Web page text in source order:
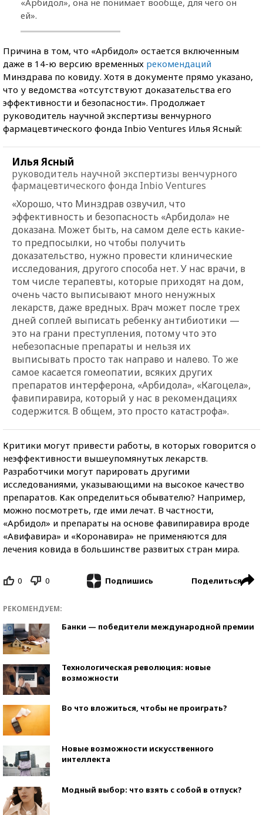
ей».
Причина в том, что «Арбидол» остается включенным
даже в 14-ю версию временных рекомендаций
Минздрава по ковиду. Хотя в документе прямо указано,
что у ведомства «отсутствуют доказательства его
эффективности и безопасности». Продолжает
руководитель научной экспертизы венчурного
фармацевтического фонда Inbio Ventures Илья Ясный:
Илья Ясный
руководитель научной экспертизы венчурного
фармацевтического фонда Inbio Ventures
«Хорошо, что Минздрав озвучил, что
эффективность и безопасность «Арбидола» не
доказана. Может быть, на самом деле есть какие-
то предпосылки, но чтобы получить
доказательство, нужно провести клинические
исследования, другого способа нет. У нас врачи, в
том числе терапевты, которые приходят на дом,
очень часто выписывают много ненужных
лекарств, даже вредных. Врач может после трех
дней соплей выписать ребенку антибиотики —
это на грани преступления, потому что это
небезопасные препараты и нельзя их
выписывать просто так направо и налево. То же
самое касается гомеопатии, всяких других
препаратов интерферона, «Арбидола», «Кагоцела»,
фавипиравира, который у нас в рекомендациях
содержится. В общем, это просто катастрофа».
Критики могут привести работы, в которых говорится о
неэффективности вышеупомянутых лекарств.
Разработчики могут парировать другими
исследованиями, указывающими на высокое качество
препаратов. Как определиться обывателю? Например,
можно посмотреть, где ими лечат. В частности,
«Арбидол» и препараты на основе фавипиравира вроде
«Авифавира» и «Коронавира» не применяются для
лечения ковида в большинстве развитых стран мира.
0 0 Подпишись Поделиться
РЕКОМЕНДУЕМ:
Банки — победители международной премии
Технологическая революция: новые
возможности
Во что вложиться, чтобы не проиграть?
Новые возможности искусственного
интеллекта
Модный выбор: что взять с собой в отпуск?